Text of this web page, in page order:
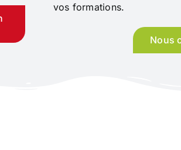
vos formations.
Nous